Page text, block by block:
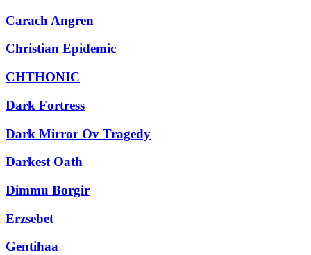
Carach Angren
Christian Epidemic
CHTHONIC
Dark Fortress
Dark Mirror Ov Tragedy
Darkest Oath
Dimmu Borgir
Erzsebet
Gentihaa